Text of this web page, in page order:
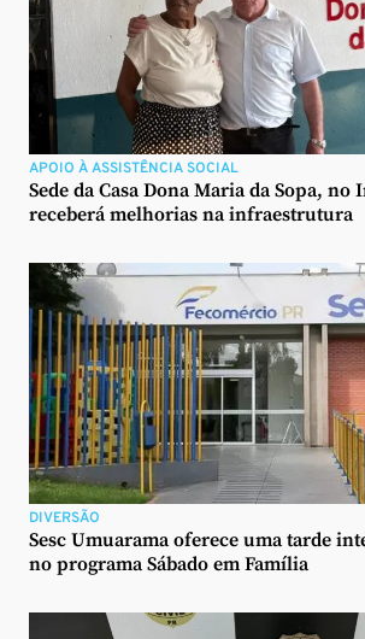
APOIO À ASSISTÊNCIA SOCIAL
Sede da Casa Dona Maria da Sopa,
receberá melhorias na infraestrutura
DIVERSÃO
Sesc Umuarama oferece uma tarde
no programa Sábado em Família